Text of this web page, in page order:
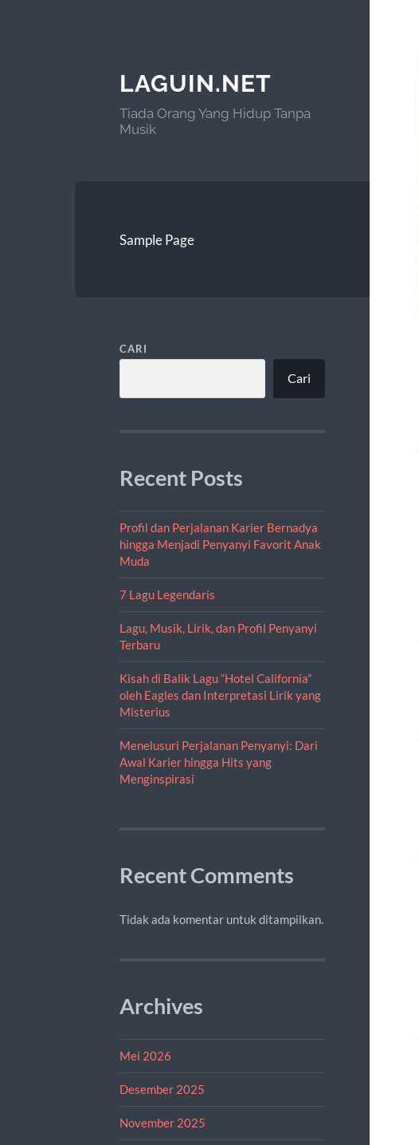
LAGUIN.NET
Tiada Orang Yang Hidup Tanpa
Musik
Sample Page
CARI
Cari
Recent Posts
Profil dan Perjalanan Karier Bernadya
hingga Menjadi Penyanyi Favorit Anak
Muda
7 Lagu Legendaris
Lagu, Musik, Lirik, dan Profil Penyanyi
Terbaru
Kisah di Balik Lagu “Hotel California”
oleh Eagles dan Interpretasi Lirik yang
Misterius
Menelusuri Perjalanan Penyanyi: Dari
Awal Karier hingga Hits yang
Menginspirasi
Recent Comments
Tidak ada komentar untuk ditampilkan.
Archives
Mei 2026
Desember 2025
November 2025